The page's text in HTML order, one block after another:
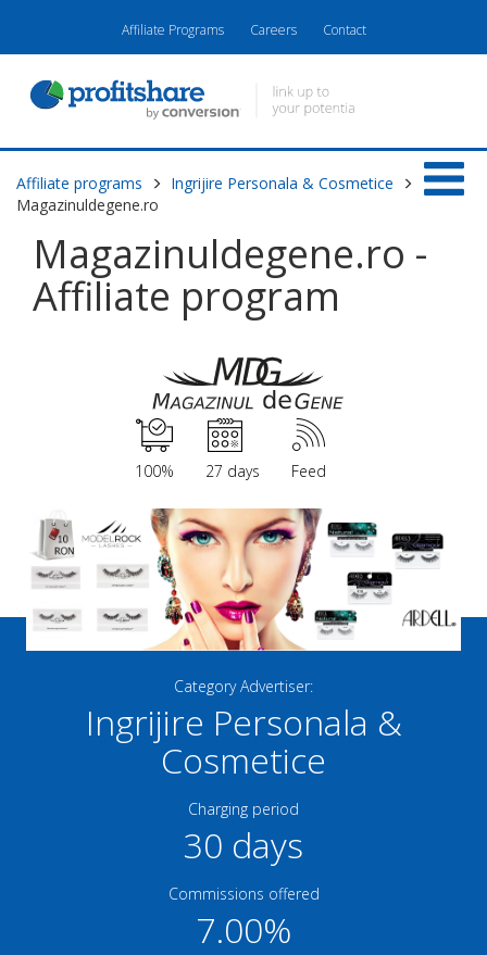
Affiliate Programs Careers Contact
Affiliate programs
Ingrijire Personala & Cosmetice
Magazinuldegene.ro
Magazinuldegene.ro -
Affiliate program
100% 27 days Feed
Category Advertiser:
Ingrijire Personala &
Cosmetice
Charging period
30 days
Commissions offered
7.00%